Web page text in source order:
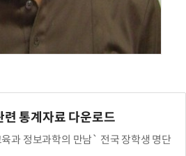
련 통계자료 다운로드
과 정보과학의 만남` 전국 장학생 명단